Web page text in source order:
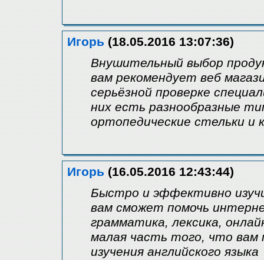
Игорь (18.05.2016 13:07:36)
Внушительный выбор
вам рекомендует веб
серьёзной проверке
них есть разнообразные
ортопедические стельки и
Игорь (16.05.2016 12:43:44)
Быстро и эффективно
вам сможет помочь
грамматика, лексика,
малая часть того, что вам
изучения английского языка